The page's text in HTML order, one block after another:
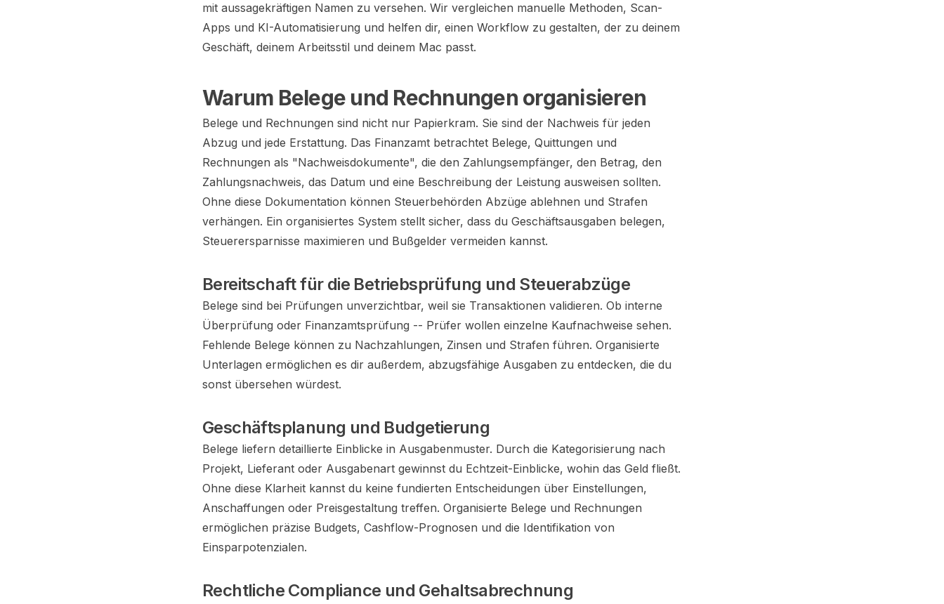
mit aussagekräftigen Namen zu versehen. Wir vergleichen manuelle Methoden, Scan-
Apps und KI-Automatisierung und helfen dir, einen Workflow zu gestalten, der zu deinem
Geschäft, deinem Arbeitsstil und deinem Mac passt.
Warum Belege und Rechnungen organisieren
Belege und Rechnungen sind nicht nur Papierkram. Sie sind der Nachweis für jeden
Abzug und jede Erstattung. Das Finanzamt betrachtet Belege, Quittungen und
Rechnungen als "Nachweisdokumente", die den Zahlungsempfänger, den Betrag, den
Zahlungsnachweis, das Datum und eine Beschreibung der Leistung ausweisen sollten.
Ohne diese Dokumentation können Steuerbehörden Abzüge ablehnen und Strafen
verhängen. Ein organisiertes System stellt sicher, dass du Geschäftsausgaben belegen,
Steuerersparnisse maximieren und Bußgelder vermeiden kannst.
Bereitschaft für die Betriebsprüfung und Steuerabzüge
Belege sind bei Prüfungen unverzichtbar, weil sie Transaktionen validieren. Ob interne
Überprüfung oder Finanzamtsprüfung -- Prüfer wollen einzelne Kaufnachweise sehen.
Fehlende Belege können zu Nachzahlungen, Zinsen und Strafen führen. Organisierte
Unterlagen ermöglichen es dir außerdem, abzugsfähige Ausgaben zu entdecken, die du
sonst übersehen würdest.
Geschäftsplanung und Budgetierung
Belege liefern detaillierte Einblicke in Ausgabenmuster. Durch die Kategorisierung nach
Projekt, Lieferant oder Ausgabenart gewinnst du Echtzeit-Einblicke, wohin das Geld fließt.
Ohne diese Klarheit kannst du keine fundierten Entscheidungen über Einstellungen,
Anschaffungen oder Preisgestaltung treffen. Organisierte Belege und Rechnungen
ermöglichen präzise Budgets, Cashflow-Prognosen und die Identifikation von
Einsparpotenzialen.
Rechtliche Compliance und Gehaltsabrechnung